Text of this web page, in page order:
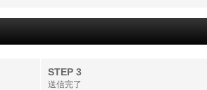
STEP 3
送信完了